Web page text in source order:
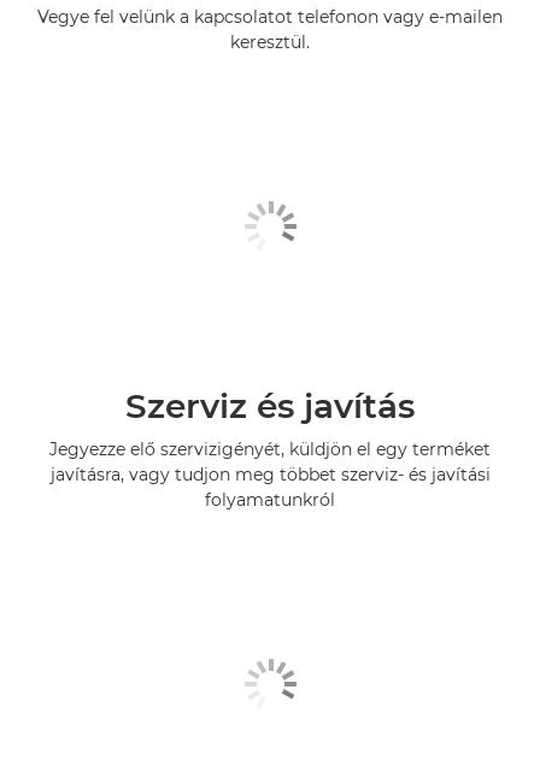
Vegye fel velünk a kapcsolatot telefonon vagy e-mailen
keresztül.
Szerviz és javítás
Jegyezze elő szervizigényét, küldjön el egy terméket
javításra, vagy tudjon meg többet szerviz- és javítási
folyamatunkról